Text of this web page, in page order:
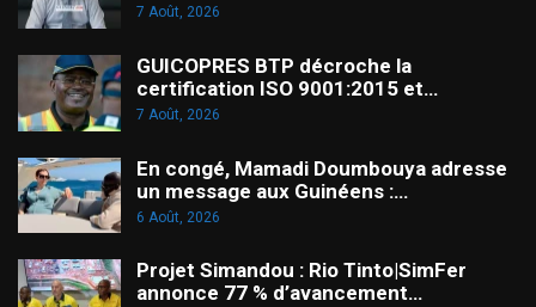
7 Août, 2026
GUICOPRES BTP décroche la
certification ISO 9001:2015 et…
7 Août, 2026
En congé, Mamadi Doumbouya adresse
un message aux Guinéens :…
6 Août, 2026
Projet Simandou : Rio Tinto|SimFer
annonce 77 % d’avancement…